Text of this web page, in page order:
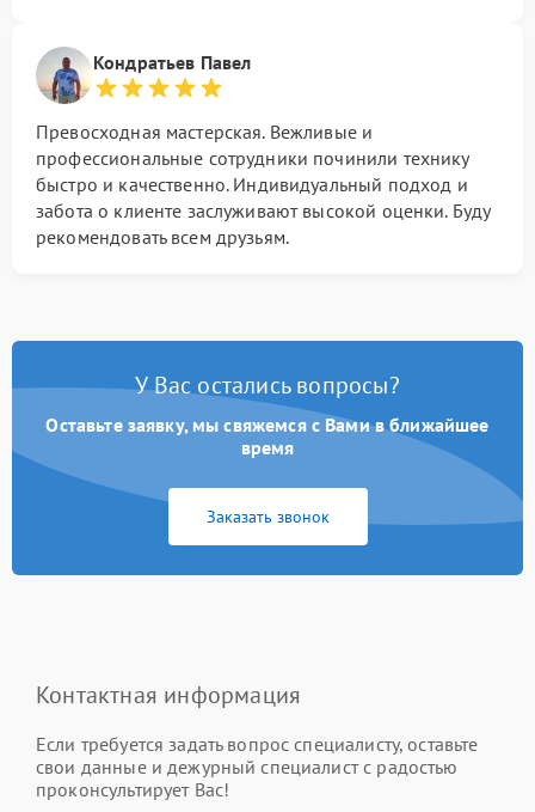
Кондратьев Павел
Превосходная мастерская. Вежливые и
профессиональные сотрудники починили технику
быстро и качественно. Индивидуальный подход и
забота о клиенте заслуживают высокой оценки. Буду
рекомендовать всем друзьям.
У Вас остались вопросы?
Оставьте заявку, мы свяжемся с Вами в ближайшее
время
Заказать звонок
Контактная информация
Если требуется задать вопрос специалисту, оставьте
свои данные и дежурный специалист с радостью
проконсультирует Вас!